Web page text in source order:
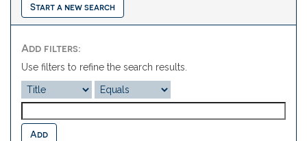
Start a new search
Add filters:
Use filters to refine the search results.